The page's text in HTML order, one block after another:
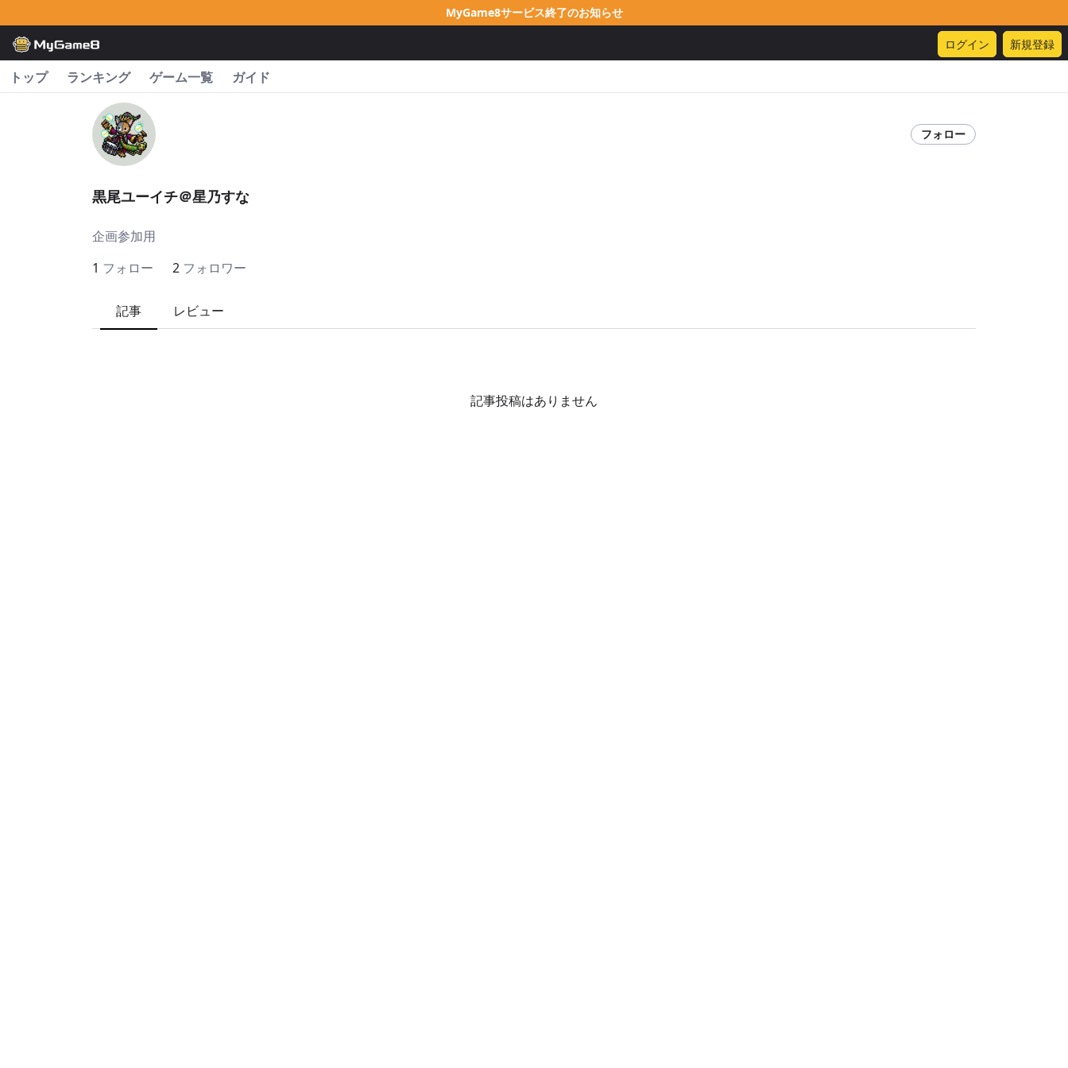
MyGame8サービス終了のお知らせ
ログイン 新規登録
トップ ランキング ゲーム一覧 ガイド
フォロー
黒尾ユーイチ＠星乃すな
企画参加用
1 フォロー 2 フォロワー
記事 レビュー
記事投稿はありません